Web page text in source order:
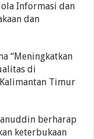
Informasi dan
dan
“Meningkatkan
di
Timur
berharap
keterbukaan